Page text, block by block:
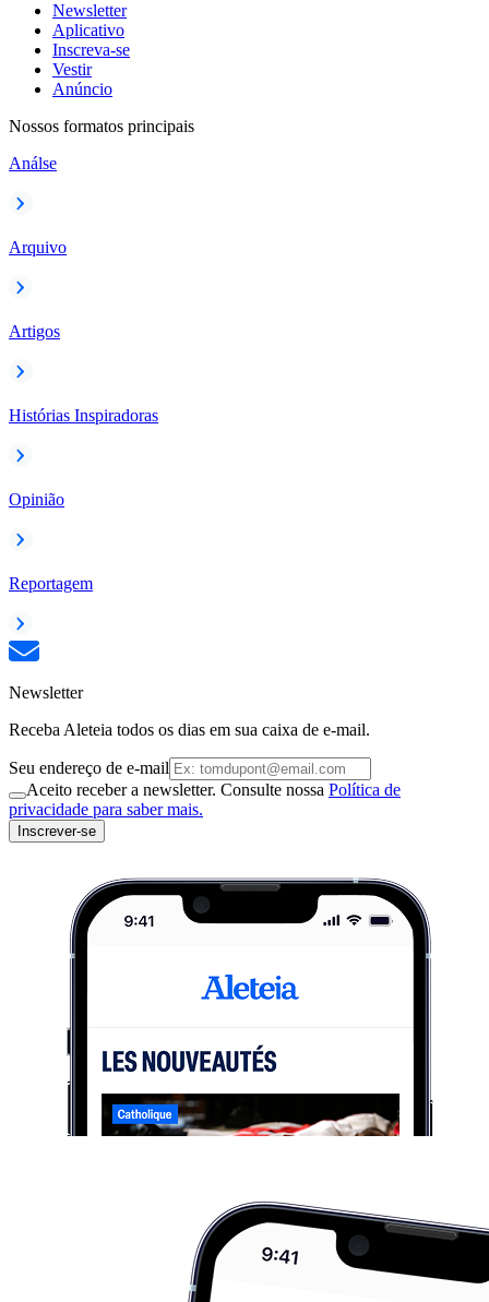
Newsletter
Aplicativo
Inscreva-se
Vestir
Anúncio
Nossos formatos principais
Análse
Arquivo
Artigos
Histórias Inspiradoras
Opinião
Reportagem
Newsletter
Receba Aleteia todos os dias em sua caixa de e-mail.
Seu endereço de e-mail
Aceito receber a newsletter. Consulte nossa Política de
privacidade para saber mais.
Inscrever-se